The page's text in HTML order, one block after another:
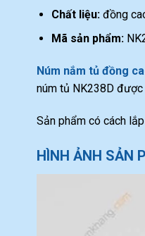
Chất liệu:đồng
Mã sản phẩm:
Núm nắm tủ đồng
núm tủ NK238D
Sản phẩm có cách
HÌNH ẢNH SẢN